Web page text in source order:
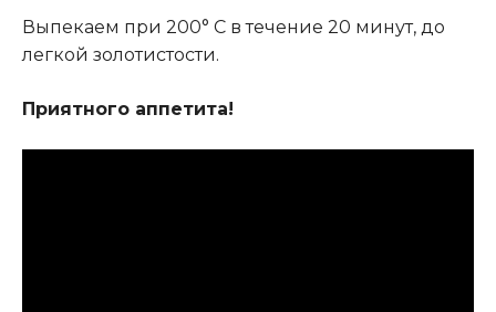
Выпекаем при 200° C в течение 20 минут, до
легкой золотистости.
Приятного аппетита!